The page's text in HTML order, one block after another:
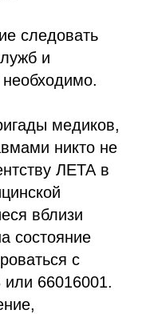
следовать
и
необходимо.
медиков,
никто не
ЛЕТА в
вблизи
состояние
с
66016001.